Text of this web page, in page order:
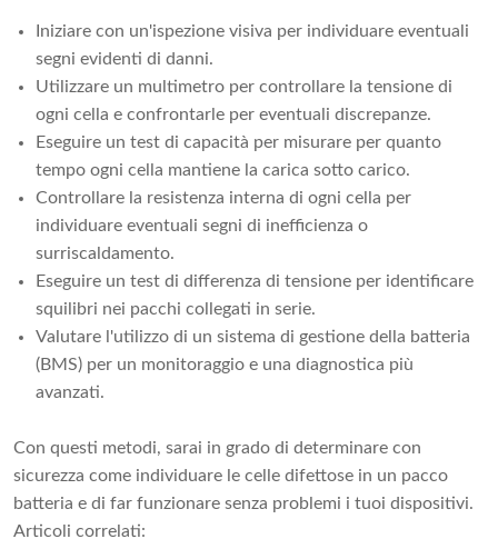
Iniziare con un'ispezione visiva per individuare eventuali
segni evidenti di danni.
Utilizzare un multimetro per controllare la tensione di
ogni cella e confrontarle per eventuali discrepanze.
Eseguire un test di capacità per misurare per quanto
tempo ogni cella mantiene la carica sotto carico.
Controllare la resistenza interna di ogni cella per
individuare eventuali segni di inefficienza o
surriscaldamento.
Eseguire un test di differenza di tensione per identificare
squilibri nei pacchi collegati in serie.
Valutare l'utilizzo di un sistema di gestione della batteria
(BMS) per un monitoraggio e una diagnostica più
avanzati.
Con questi metodi, sarai in grado di determinare con
sicurezza come individuare le celle difettose in un pacco
batteria e di far funzionare senza problemi i tuoi dispositivi.
Articoli correlati: